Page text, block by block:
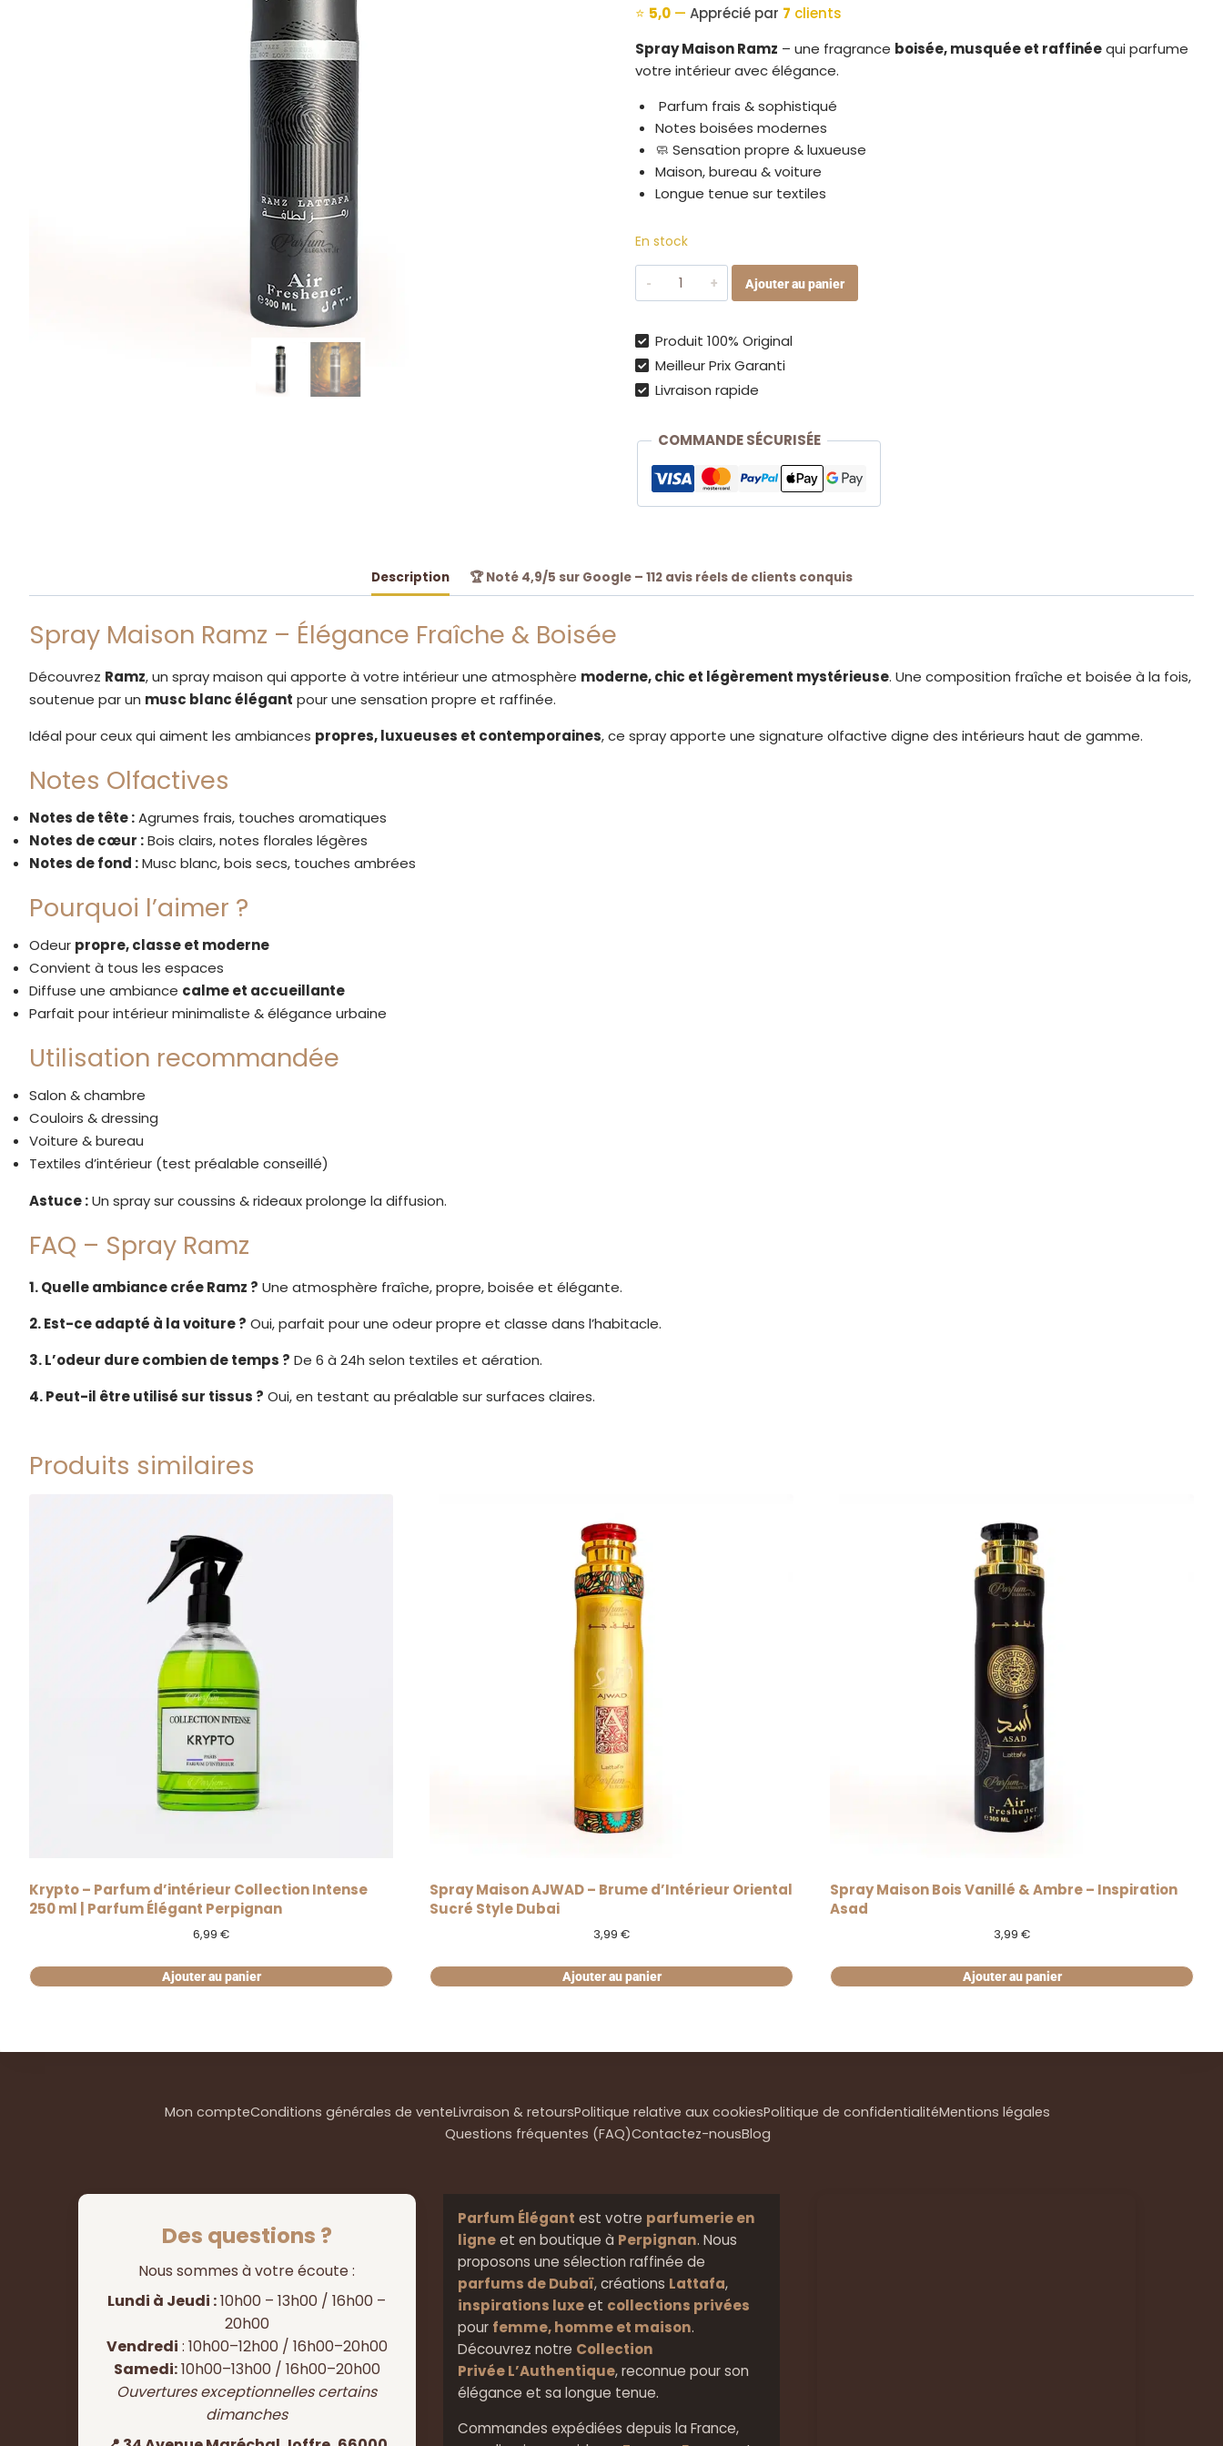
⭐ 5,0— Apprécié par 7 clients
Spray Maison Ramz – une fragrance boisée, musquée et raffinéequi parfume
votre intérieur avec élégance.
️ Parfum frais & sophistiqué
Notes boisées modernes
🧼 Sensation propre & luxueuse
Maison, bureau & voiture
Longue tenue sur textiles
En stock
quantité
de
d’Ambiance
Ramz
–
&
Musc
Blanc
Ajouter au panier
Produit 100% Original
Meilleur Prix Garanti
Livraison rapide
COMMANDE SÉCURISÉE
Description 🏆 Noté 4,9/5 sur Google – 112 avis réels de clients conquis
Spray Maison Ramz – Élégance Fraîche & Boisée
Découvrez Ramz, un spray maison qui apporte à votre intérieur une atmosphère moderne, chic et légèrement mystérieuse. Une composition fraîche et boisée à la fois,
soutenue par un musc blanc élégant pour une sensation propre et raffinée.
Idéal pour ceux qui aiment les ambiances propres, luxueuses et contemporaines, ce spray apporte une signature olfactive digne des intérieurs haut de gamme.
Notes Olfactives
Notes de tête :Agrumes frais, touches aromatiques
Notes de cœur :Bois clairs, notes florales légères
Notes de fond :Musc blanc, bois secs, touches ambrées
Pourquoi l’aimer ?
Odeur propre, classe et moderne
Convient à tous les espaces
Diffuse une ambiance calme et accueillante
Parfait pour intérieur minimaliste & élégance urbaine
Utilisation recommandée
Salon & chambre
Couloirs & dressing
Voiture & bureau
Textiles d’intérieur (test préalable conseillé)
Astuce :Un spray sur coussins & rideaux prolonge la diffusion.
FAQ – Spray Ramz
1. Quelle ambiance crée Ramz ? Une atmosphère fraîche, propre, boisée et élégante.
2. Est-ce adapté à la voiture ? Oui, parfait pour une odeur propre et classe dans l’habitacle.
3. L’odeur dure combien de temps ? De 6 à 24h selon textiles et aération.
4. Peut-il être utilisé sur tissus ? Oui, en testant au préalable sur surfaces claires.
Produits similaires
Krypto – Parfum d’intérieur Collection Intense
250 ml | Parfum Élégant Perpignan
6,99 €
Ajouter au panier
Spray Maison AJWAD – Brume d’Intérieur Oriental
Sucré Style Dubai
3,99 €
Ajouter au panier
Spray Maison Bois Vanillé & Ambre – Inspiration
Asad
3,99 €
Ajouter au panier
Mon compteConditions générales de venteLivraison & retoursPolitique relative aux cookiesPolitique de confidentialitéMentions légales
Questions fréquentes (FAQ)Contactez-nousBlog
Des questions ?
Nous sommes à votre écoute :
Lundi à Jeudi :10h00 – 13h00 / 16h00 –
20h00
Vendredi : 10h00–12h00 / 16h00–20h00
Samedi:10h00–13h00 / 16h00–20h00
Ouvertures exceptionnelles certains
dimanches
Parfum Élégant est votre parfumerie en
ligneet en boutique à Perpignan. Nous
proposons une sélection raffinée de
parfums de Dubaï, créations Lattafa,
inspirations luxeet collections privées
pour femme, homme et maison.
Découvrez notre Collection
Privée L’Authentique, reconnue pour son
élégance et sa longue tenue.
Commandes expédiées depuis la France,